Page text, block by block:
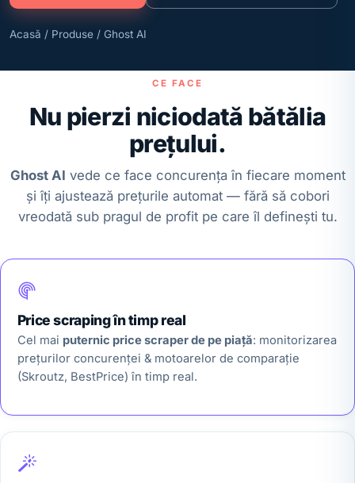
Acasă / Produse / Ghost AI
CE FACE
Nu pierzi niciodată bătălia
prețului.
Ghost AI vede ce face concurența în fiecare moment
și îți ajustează prețurile automat — fără să cobori
vreodată sub pragul de profit pe care îl definești tu.
Price scraping în timp real
Cel mai puternic price scraper de pe piață: monitorizarea
prețurilor concurenței & motoarelor de comparație
(Skroutz, BestPrice) în timp real.